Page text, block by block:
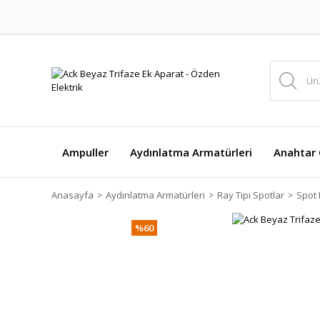
Ampuller Aydınlatma Armatürleri Anahtar
Anasayfa Aydınlatma Armatürleri Ray Tipi Spotlar Spot
%60